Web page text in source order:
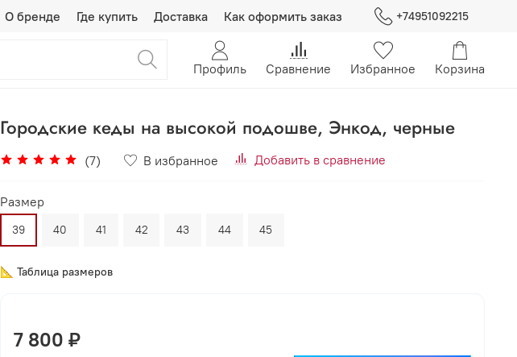
О бренде Где купить Доставка Как оформить заказ +74951092215
Профиль Сравнение Избранное Корзина
Городские кеды на высокой подошве, Энкод, черные
(7) В избранное Добавить в сравнение
Размер
39 40 41 42 43 44 45
📐 Таблица размеров
7 800 ₽